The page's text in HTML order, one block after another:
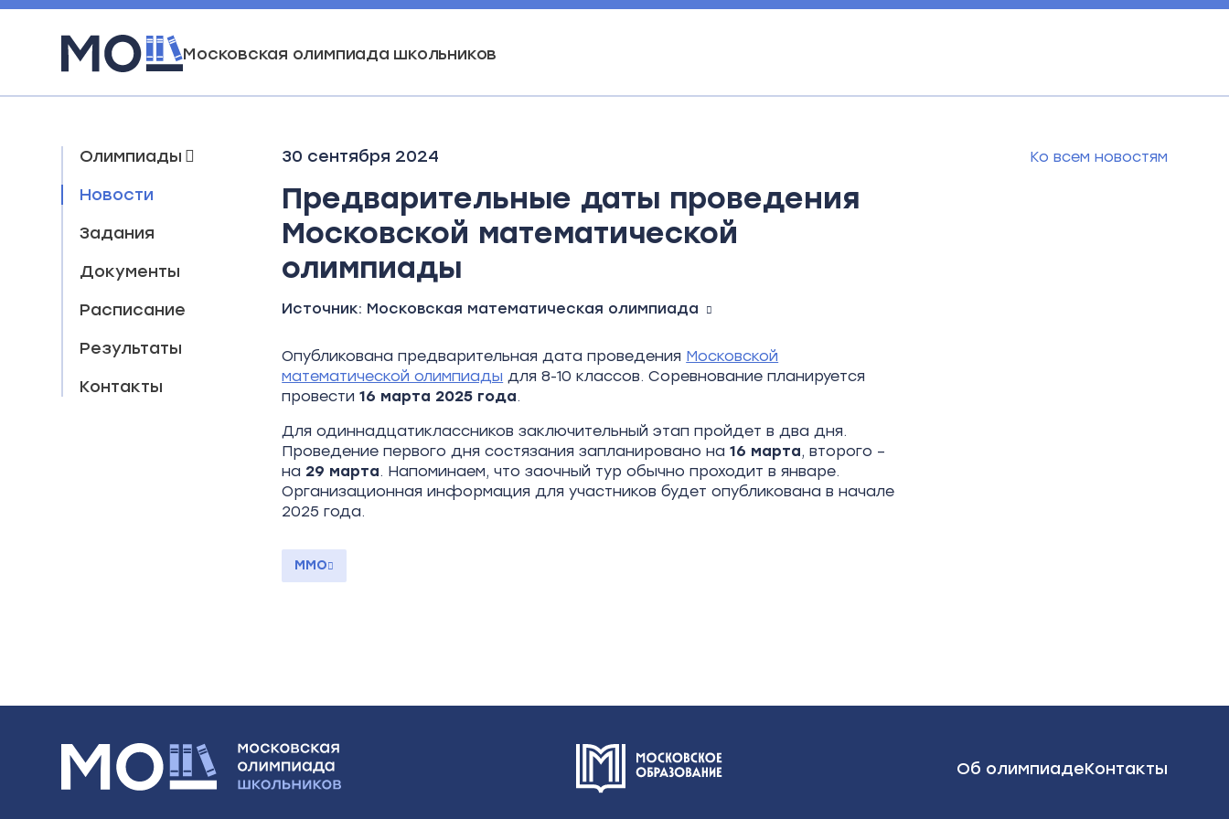
Московская олимпиада школьников
Олимпиады
Новости
Задания
Документы
Расписание
Результаты
Контакты
30 сентября 2024 Ко всем новостям
Предварительные даты проведения
Московской математической
олимпиады
Источник: Московская математическая олимпиада
Опубликована предварительная дата проведения Московской
математической олимпиады для 8-10 классов. Соревнование планируется
провести16 марта 2025 года.
Для одиннадцатиклассников заключительный этап пройдет в два дня.
Проведение первого дня состязания запланировано на 16 марта, второго –
на 29 марта. Напоминаем, что заочный тур обычно проходит в январе.
Организационная информация для участников будет опубликована в начале
2025 года.
ММО
Об олимпиадеКонтакты